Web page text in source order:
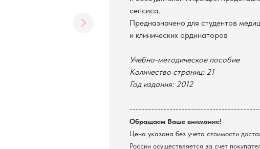
сепсиса.
Предназначено для студентов
и клинических ординаторов
Учебно-методическое пособие
Количество страниц: 21
Год издания: 2012
Обращаем Ваше внимание!
Цена указана без учета стоимости
России осуществляется за счет